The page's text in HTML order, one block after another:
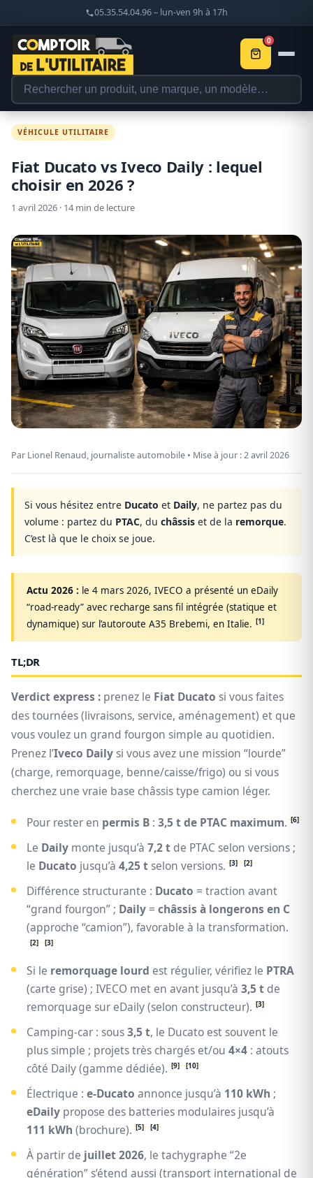
05.35.54.04.96 – lun-ven 9h à 17h
0
VÉHICULE UTILITAIRE
Fiat Ducato vs Iveco Daily : lequel
choisir en 2026 ?
1 avril 2026 · 14 min de lecture
Par Lionel Renaud, journaliste automobile • Mise à jour :2 avril 2026
Si vous hésitez entre Ducato et Daily, ne partez pas du
volume : partez du PTAC, du châssis et de la remorque.
C’est là que le choix se joue.
Actu 2026 : le 4 mars 2026, IVECO a présenté un eDaily
“road-ready” avec recharge sans fil intégrée (statique et
dynamique) sur l’autoroute A35 Brebemi, en Italie. [1]
TL;DR
Verdict express : prenez le Fiat Ducato si vous faites
des tournées (livraisons, service, aménagement) et que
vous voulez un grand fourgon simple au quotidien.
Prenez l’Iveco Dailysi vous avez une mission “lourde”
(charge, remorquage, benne/caisse/frigo) ou si vous
cherchez une vraie base châssis type camion léger.
Pour rester en permis B : 3,5 t de PTAC maximum. [6]
Le Daily monte jusqu’à 7,2 t de PTAC selon versions ;
le Ducato jusqu’à 4,25 tselon versions. [3] [2]
Différence structurante : Ducato = traction avant
“grand fourgon” ; Daily = châssis à longerons en C
(approche “camion”), favorable à la transformation.
[2] [3]
Si le remorquage lourd est régulier, vérifiez le PTRA
(carte grise) ; IVECO met en avant jusqu’à 3,5 t de
remorquage sur eDaily (selon constructeur). [3]
Camping-car : sous3,5 t, le Ducato est souvent le
plus simple ; projets très chargés et/ou 4×4 : atouts
côté Daily (gamme dédiée). [9] [10]
Électrique : e-Ducato annonce jusqu’à 110 kWh ;
eDaily propose des batteries modulaires jusqu’à
111 kWh (brochure). [5] [4]
À partir de juillet 2026, le tachygraphe “2e
génération” s’étend aussi (transport international de